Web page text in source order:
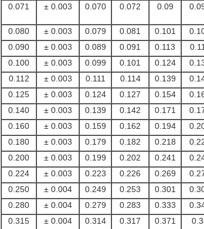
0.071
± 0.003 0.070 0.072 0.09
0.080 ± 0.003 0.079 0.081 0.101
0.090
± 0.003 0.089 0.091 0.113
0.100
± 0.003 0.099 0.101 0.124
0.112
± 0.003 0.111 0.114 0.139
0.125
± 0.003 0.124 0.127 0.154
0.140
± 0.003 0.139 0.142 0.171
0.160
± 0.003 0.159 0.162 0.194
0.180
± 0.003 0.179 0.182 0.218
0.200
± 0.003 0.199 0.202 0.241
0.224
± 0.003 0.223 0.226 0.269
0.250
± 0.004 0.249 0.253 0.301
0.280
± 0.004 0.279 0.283 0.333
0.315
± 0.004 0.314 0.317 0.371